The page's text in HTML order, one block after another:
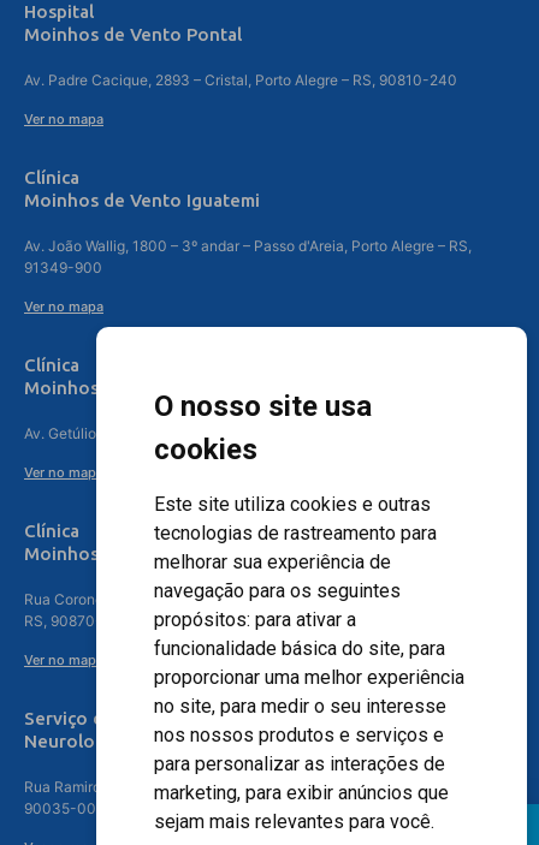
O nosso site usa
cookies
Este site utiliza cookies e outras
tecnologias de rastreamento para
melhorar sua experiência de
navegação para os seguintes
propósitos: para ativar a
funcionalidade básica do site, para
proporcionar uma melhor experiência
no site, para medir o seu interesse
nos nossos produtos e serviços e
para personalizar as interações de
marketing, para exibir anúncios que
sejam mais relevantes para você.
Hospital
Moinhos de Vento Pontal
Av. Padre Cacique, 2893 – Cristal, Porto Alegre – RS, 90810-240
Ver no mapa
Clínica
Moinhos de Vento Iguatemi
Av. João Wallig, 1800 – 3º andar – Passo d'Areia, Porto Alegre – RS,
91349-900
Ver no mapa
Clínica
Moinhos de Vento Canoas
Av. Getúlio Vargas, 4841 – Centro, Canoas – RS, 92010-010
Ver no mapa
Clínica
Moinhos de Vento - Teresópolis
Rua Coronel Aparício Borges, 250 - 3º andar - Teresópolis, Porto Alegre -
RS, 90870-016
Ver no mapa
Serviço de
Neurologia
Rua Ramiro Barcelos, 630 – 5º andar – Floresta, Porto Alegre – RS,
90035-001